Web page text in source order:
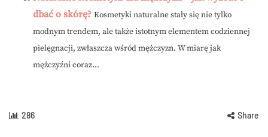
dbać o skórę? Kosmetyki naturalne stały się nie tylko
modnym trendem, ale także istotnym elementem codziennej
pielęgnacji, zwłaszcza wśród mężczyzn. W miarę jak
mężczyźni coraz...
286 Share